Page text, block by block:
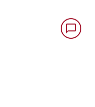
chat_bubble_outline